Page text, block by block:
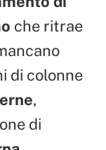
che ritrae
di colonne
,
di